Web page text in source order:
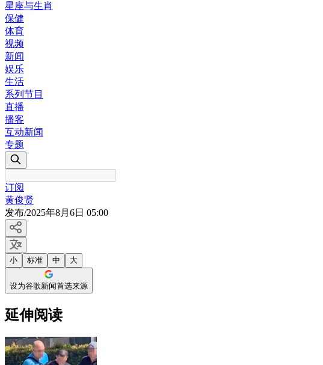
星座与生肖
保健
体育
视频
新闻
娱乐
生活
系列节目
直播
播客
互动新闻
专题
订阅
黄俊贤
发布/2025年8月6日 05:00
小 标准 中 大
设为谷歌新闻首选来源
延伸阅读